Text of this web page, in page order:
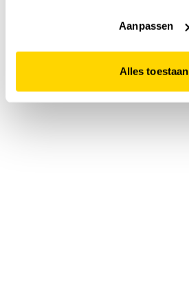
website niet optimaal functioneert.
Aanpassen
Alles toestaan